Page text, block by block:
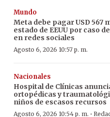
Mundo
Meta debe pagar USD 567
estado de EEUU por caso
en redes sociales
Agosto 6, 2026 10:57 p. m.
Nacionales
Hospital de Clínicas
ortopédicas y
niños de escasos recursos
Agosto 6, 2026 10:54 p. m. ·